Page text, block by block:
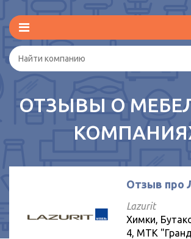
ОТЗЫВЫ О
Отзыв про
Lazurit
Химки,
4, МТК